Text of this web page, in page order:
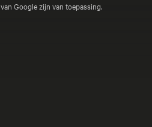
van Google zijn van toepassing.